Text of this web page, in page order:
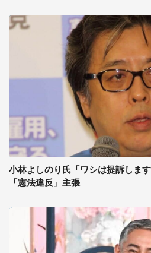
小林よしのり氏「ワシは提訴しま
「憲法違反」主張